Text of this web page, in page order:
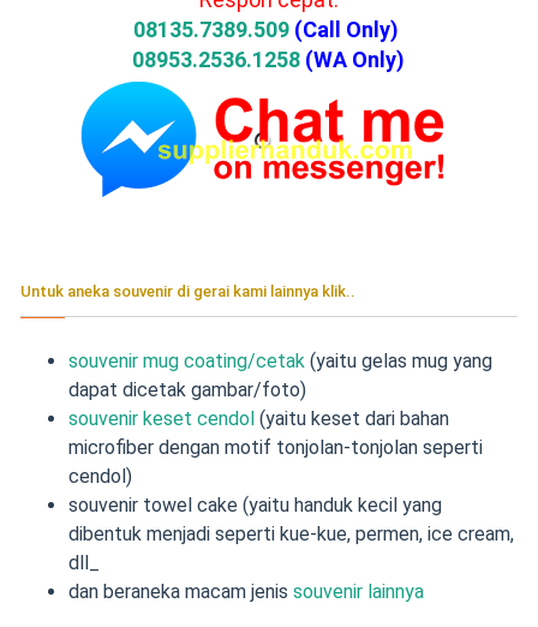
08135.7389.509 (Call Only)
08953.2536.1258 (WA Only)
Untuk aneka souvenir di gerai kami lainnya klik..
souvenir mug coating/cetak(yaitu gelas mug yang
dapat dicetak gambar/foto)
souvenir keset cendol (yaitu keset dari bahan
microfiber dengan motif tonjolan-tonjolan seperti
cendol)
souvenir towel cake (yaitu handuk kecil yang
dibentuk menjadi seperti kue-kue, permen, ice cream,
dll_
dan beraneka macam jenis souvenir lainnya